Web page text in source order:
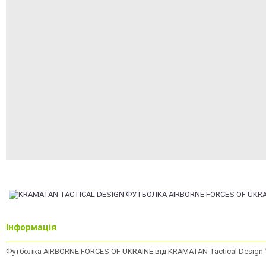
Інформація
Футболка AIRBORNE FORCES OF UKRAINE від KRAMATAN Tactical